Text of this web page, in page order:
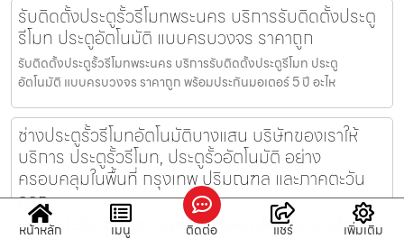
รับติดตั้งประตูรั้วรีโมทพระนคร บริการรับติดตั้งประตู
รีโมท ประตูอัตโนมัติ แบบครบวงจร ราคาถูก
รับติดตั้งประตูรั้วรีโมทพระนคร บริการรับติดตั้งประตูรีโมท ประตู
อัตโนมัติ แบบครบวงจร ราคาถูก พร้อมประกันมอเตอร์ 5 ปี อะไห
ช่างประตูรั้วรีโมทอัตโนมัติบางแสน บริษัทของเราให้
บริการ ประตูรั้วรีโมท, ประตูรั้วอัตโนมัติ อย่าง
ครอบคลุมในพื้นที่ กรุงเทพ ปริมณฑล และภาคตะวัน
ออก
ช่างประตูรั้วรีโมทอัตโนมัติบางแสน บริษัทของเราให้บริการ ประตูรั้วรีโมท,
หน้าหลัก เมนู ติดต่อ แชร์ เพิ่มเติม